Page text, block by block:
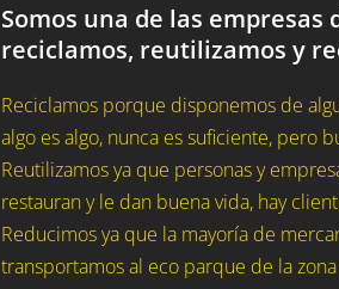
Somos una de las empresas
reciclamos, reutilizamos y
Reciclamos porque disponemos de
algo es algo, nunca es suficiente, pero
Reutilizamos ya que personas y
restauran y le dan buena vida, hay
Reducimos ya que la mayoría de
transportamos al eco parque de la